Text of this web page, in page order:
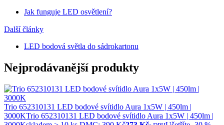
Jak funguje LED osvětlení?
Další články
LED bodová světla do sádrokartonu
Nejprodávanější produkty
Trio 652310131 LED bodové svítidlo Aura 1x5W | 450lm |
3000KTrio 652310131 LED bodové svítidlo Aura 1x5W | 450lm |